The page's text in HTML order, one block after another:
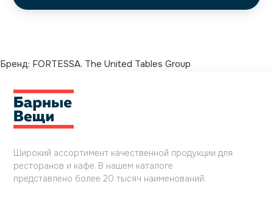
Бренд: FORTESSA. The United Tables Group
Широкий ассортимент качественной продукции для
ресторанов и кафе. В нашем каталоге
представлено более 20 тысяч наименований.